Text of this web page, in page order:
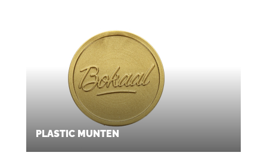
PLASTIC MUNTEN